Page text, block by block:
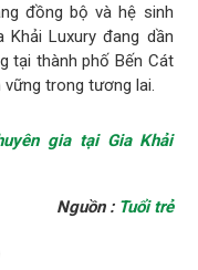
đồng bộ và hệ sinh
Khải Luxury đang dần
tại thành phố Bến Cát
trong tương lai.
gia tại Gia Khải
Nguồn : Tuổi trẻ